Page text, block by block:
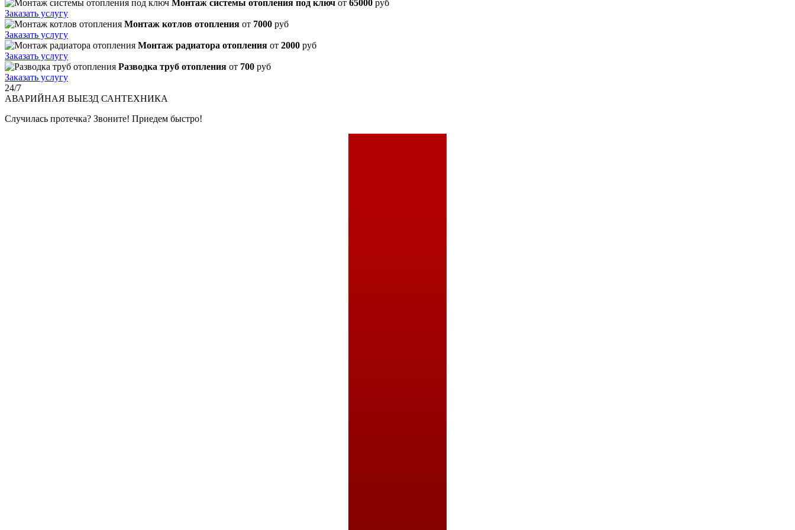
Монтаж системы отопления под ключ от 65000 руб
Заказать услугу
Монтаж котлов отопления от 7000 руб
Заказать услугу
Монтаж радиатора отопления от 2000 руб
Заказать услугу
Разводка труб отопления от 700 руб
Заказать услугу
24/7
АВАРИЙНАЯ ВЫЕЗД САНТЕХНИКА
Случилась протечка? Звоните! Приедем быстро!